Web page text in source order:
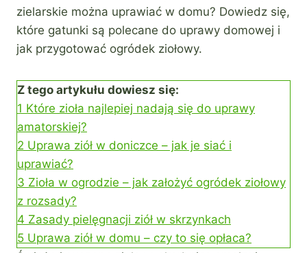
zielarskie można uprawiać w domu? Dowiedz się,
które gatunki są polecane do uprawy domowej i
jak przygotować ogródek ziołowy.
Z tego artykułu dowiesz się:
1 Które zioła najlepiej nadają się do uprawy
amatorskiej?
2 Uprawa ziół w doniczce – jak je siać i
uprawiać?
3 Zioła w ogrodzie – jak założyć ogródek ziołowy
z rozsady?
4 Zasady pielęgnacji ziół w skrzynkach
5 Uprawa ziół w domu – czy to się opłaca?